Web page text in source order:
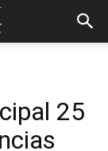
25